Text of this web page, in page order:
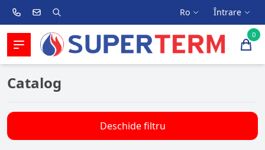
Ro Întrare
0
Catalog
Deschide filtru